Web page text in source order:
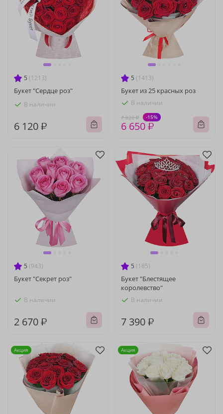
5 (1213)
Букет "Сердце роз"
В наличии
6 120 ₽
5 (1413)
Букет из 25 красных роз
В наличии
7 820 ₽ -15%
6 650 ₽
5 (943)
Букет "Секрет роз"
В наличии
2 670 ₽
5 (185)
Букет "Блестящее
королевство"
В наличии
7 390 ₽
Акция Акция